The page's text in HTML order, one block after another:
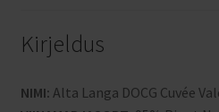
Kirjeldus
NIMI: Alta Langa DOCG Cuvée